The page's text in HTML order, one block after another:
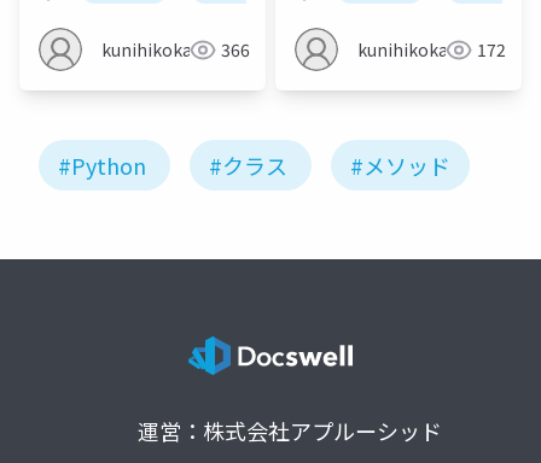
kunihikokaneko366 kunihikokaneko172
#Python #クラス #メソッド
運営：株式会社アプルーシッド